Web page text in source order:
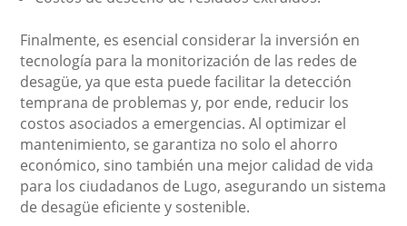
Finalmente, es esencial considerar la inversión en
tecnología para la monitorización de las redes de
desagüe, ya que esta puede facilitar la detección
temprana de problemas y, por ende, reducir los
costos asociados a emergencias. Al optimizar el
mantenimiento, se garantiza no solo el ahorro
económico, sino también una mejor calidad de vida
para los ciudadanos de Lugo, asegurando un sistema
de desagüe eficiente y sostenible.